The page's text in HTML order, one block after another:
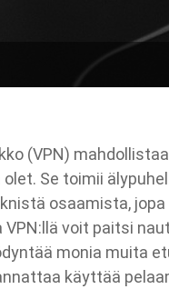
(VPN)
Se toimii
osaamista,
voit paitsi
monia muita
käyttää